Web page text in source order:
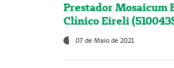
Prestador Mosaicum
Clínico Eireli
07 de Maio de 2021